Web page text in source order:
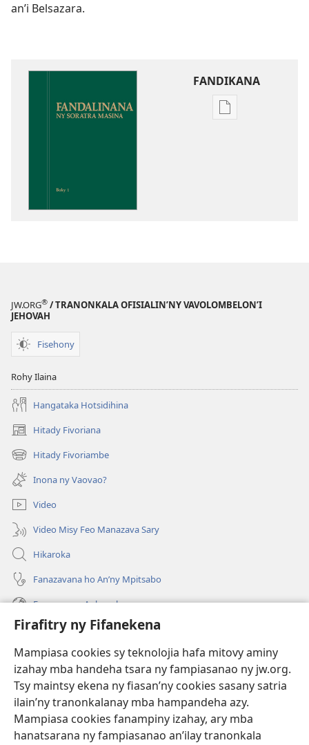
Firafitry ny Fifanekena
Mampiasa cookies sy teknolojia hafa mitovy aminy
izahay mba handeha tsara ny fampiasanao ny jw.org.
Tsy maintsy ekena ny fiasan’ny cookies sasany satria
ilain’ny tranonkalanay mba hampandeha azy.
Mampiasa cookies fanampiny izahay, ary mba
hanatsarana ny fampiasanao an’ilay tranonkala
an’i Belsazara.
FANDIKANA
Fandikana
JW.ORG® / TRANONKALA OFISIALIN’NY VAVOLOMBELON’I
JEHOVAH
Fisehony
Rohy Ilaina
Hangataka Hotsidihina
Hitady Fivoriana
(manokatra
rohy) Hitady Fivoriambe
(manokatra
rohy) Inona ny Vaovao?
Video
Video Misy Feo Manazava Sary
Hikaroka
Fanazavana ho An’ny Mpitsabo
Fanazavana Ankapobeny
Fanampiana
Fanomezana
(manokatra
rohy)
FITEHIRIZAM-BOKIN’NY Vavolombelon’i Jehovah
(manokatra
rohy)
JW Hub
(manokatra